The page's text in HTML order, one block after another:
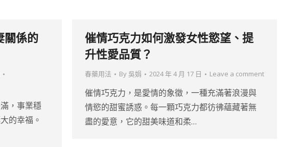
關係的
，事業穩
的幸福。
催情巧克力如何激發女性慾望、提
升性愛品質？
春藥用法 By 吳娟 2024 年 4 月 17 日 Leave a comment
催情巧克力，是愛情的象徵，一種充滿著浪漫與
情慾的甜蜜誘惑。每一顆巧克力都彷彿蘊藏著無
盡的愛意，它的甜美味道和柔…